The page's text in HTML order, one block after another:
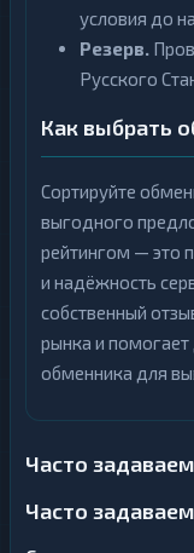
условия до
Резерв.
Русского
Как выбрать
Сортируйте
выгодного
рейтингом — это
и надёжность
собственный
рынка и
обменника для
Часто
Часто